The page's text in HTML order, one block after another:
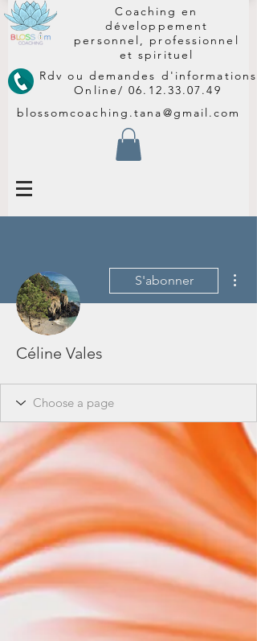
Coaching en
développement
personnel, professionnel
et spirituel
Online/06.12.33.07.49
Rdv ou demandes d'informations
blossomcoaching.tana@gmail.com
S'abonner
Céline Vales